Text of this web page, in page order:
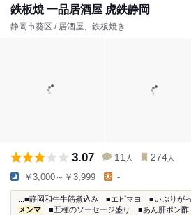
鉄板焼 一品居酒屋 虎鉄静岡
静岡市葵区 / 居酒屋、鉄板焼き
3.07 11 人 274 人
￥3,000～￥3,999 -
...■静岡和牛牛筋煮込み ■エビマヨ ■いぶりが
メンマ ■五種のソーセージ盛り ■あん肝ポン酢